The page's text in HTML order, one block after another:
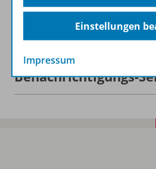
Zugehörige Produkte
Benachrichtigungs-
Einstellungen
Impressum